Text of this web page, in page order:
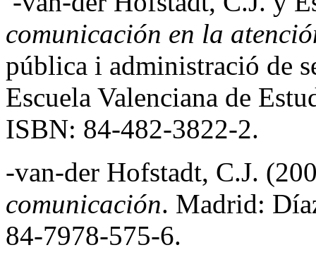
comunicación en la
pública i administració de
Escuela Valenciana de
ISBN: 84-482-3822-2.
-van-der Hofstadt, C.J.
comunicación. Madrid:
84-7978-575-6.